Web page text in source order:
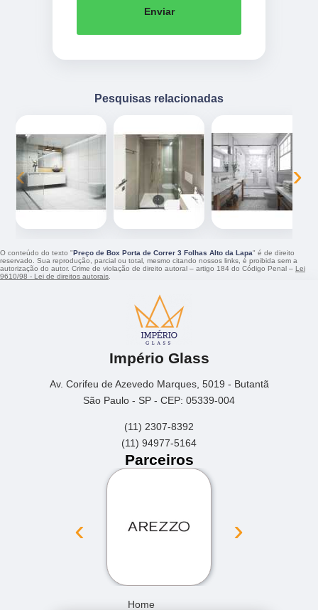
Enviar
Pesquisas relacionadas
‹ ›
O conteúdo do texto "Preço de Box Porta de Correr 3 Folhas Alto da Lapa" é de direito
reservado. Sua reprodução, parcial ou total, mesmo citando nossos links, é proibida sem a
autorização do autor. Crime de violação de direito autoral – artigo 184 do Código Penal – Lei
9610/98 - Lei de direitos autorais
Império Glass
Av. Corifeu de Azevedo Marques, 5019 - Butantã
São Paulo - SP - CEP: 05339-004
(11) 2307-8392
(11) 94977-5164
Parceiros
‹ ›
Home